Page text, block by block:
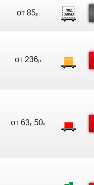
от 85р.
от 236р.
от 63р. 50к.